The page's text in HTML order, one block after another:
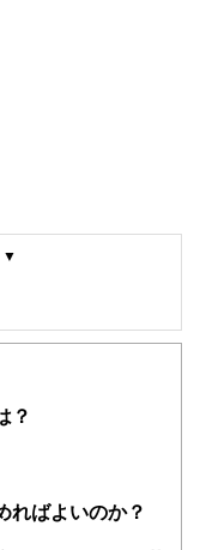
▼
に関する記事を、日々
かりやすく発信していま
る書籍・雑誌の編集経
掲載まですべての工程に
？
ればよいのか？